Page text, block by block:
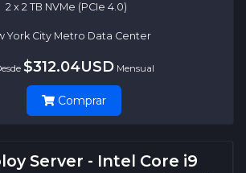
2 x 2 TB NVMe (PCIe 4.0)
York City Metro Data Center
$312.04USDMensual
Comprar
Server - Intel Core i9